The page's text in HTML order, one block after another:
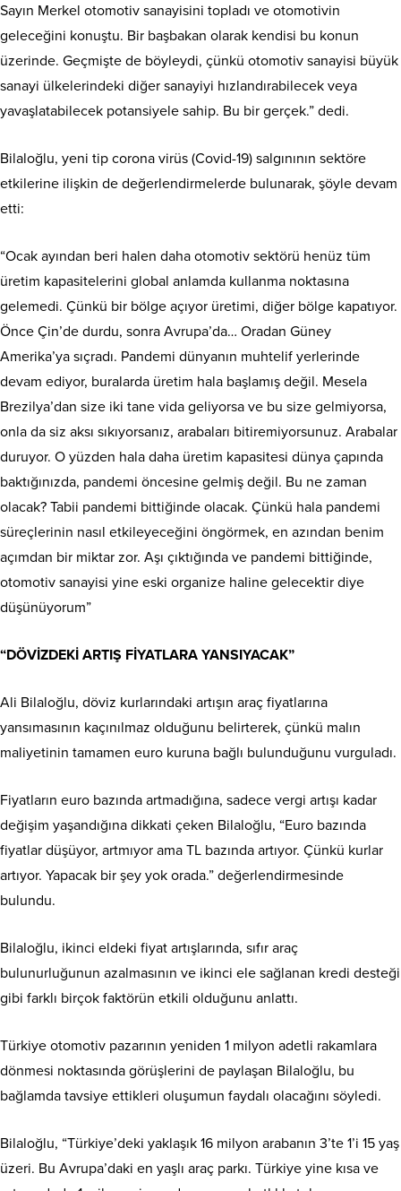
Sayın Merkel otomotiv sanayisini topladı ve otomotivin
geleceğini konuştu. Bir başbakan olarak kendisi bu konun
üzerinde. Geçmişte de böyleydi, çünkü otomotiv sanayisi büyük
sanayi ülkelerindeki diğer sanayiyi hızlandırabilecek veya
yavaşlatabilecek potansiyele sahip. Bu bir gerçek.” dedi.
Bilaloğlu, yeni tip corona virüs (Covid-19) salgınının sektöre
etkilerine ilişkin de değerlendirmelerde bulunarak, şöyle devam
etti:
“Ocak ayından beri halen daha otomotiv sektörü henüz tüm
üretim kapasitelerini global anlamda kullanma noktasına
gelemedi. Çünkü bir bölge açıyor üretimi, diğer bölge kapatıyor.
Önce Çin’de durdu, sonra Avrupa’da… Oradan Güney
Amerika’ya sıçradı. Pandemi dünyanın muhtelif yerlerinde
devam ediyor, buralarda üretim hala başlamış değil. Mesela
Brezilya’dan size iki tane vida geliyorsa ve bu size gelmiyorsa,
onla da siz aksı sıkıyorsanız, arabaları bitiremiyorsunuz. Arabalar
duruyor. O yüzden hala daha üretim kapasitesi dünya çapında
baktığınızda, pandemi öncesine gelmiş değil. Bu ne zaman
olacak? Tabii pandemi bittiğinde olacak. Çünkü hala pandemi
süreçlerinin nasıl etkileyeceğini öngörmek, en azından benim
açımdan bir miktar zor. Aşı çıktığında ve pandemi bittiğinde,
otomotiv sanayisi yine eski organize haline gelecektir diye
düşünüyorum”
“DÖVİZDEKİ ARTIŞ FİYATLARA YANSIYACAK”
Ali Bilaloğlu, döviz kurlarındaki artışın araç fiyatlarına
yansımasının kaçınılmaz olduğunu belirterek, çünkü malın
maliyetinin tamamen euro kuruna bağlı bulunduğunu vurguladı.
Fiyatların euro bazında artmadığına, sadece vergi artışı kadar
değişim yaşandığına dikkati çeken Bilaloğlu, “Euro bazında
fiyatlar düşüyor, artmıyor ama TL bazında artıyor. Çünkü kurlar
artıyor. Yapacak bir şey yok orada.” değerlendirmesinde
bulundu.
Bilaloğlu, ikinci eldeki fiyat artışlarında, sıfır araç
bulunurluğunun azalmasının ve ikinci ele sağlanan kredi desteği
gibi farklı birçok faktörün etkili olduğunu anlattı.
Türkiye otomotiv pazarının yeniden 1 milyon adetli rakamlara
dönmesi noktasında görüşlerini de paylaşan Bilaloğlu, bu
bağlamda tavsiye ettikleri oluşumun faydalı olacağını söyledi.
Bilaloğlu, “Türkiye’deki yaklaşık 16 milyon arabanın 3’te 1’i 15 yaş
üzeri. Bu Avrupa’daki en yaşlı araç parkı. Türkiye yine kısa ve